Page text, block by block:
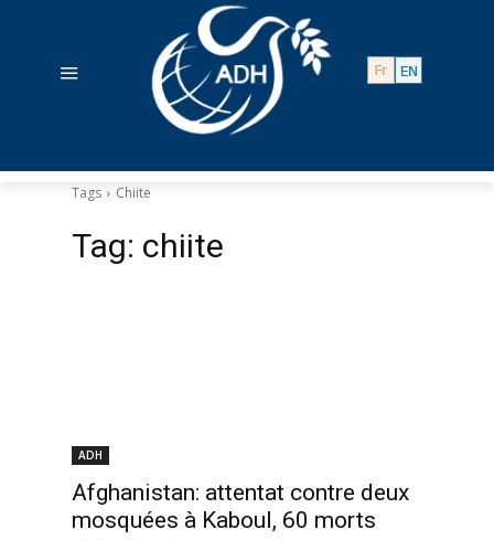
Tags Chiite
Tag: chiite
ADH
Afghanistan: attentat contre deux
mosquées à Kaboul, 60 morts